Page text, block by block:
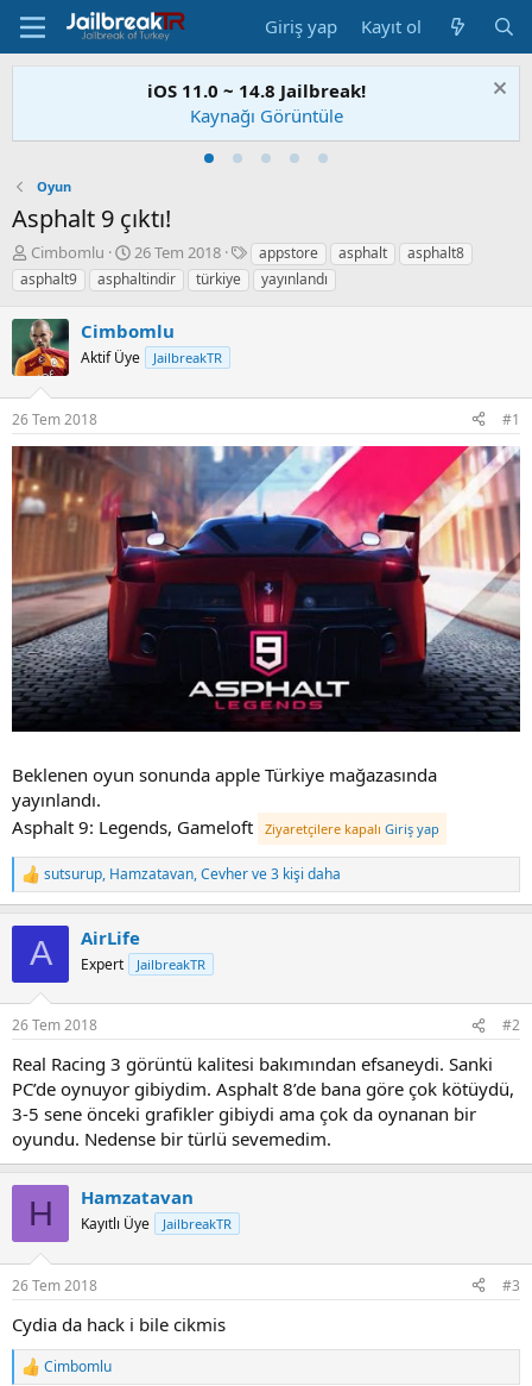
Giriş yap Kayıt ol
iOS 11.0 ~ 14.8 Jailbreak!
Kaynağı Görüntüle
Oyun
Asphalt 9 çıktı!
K
o
n
u
S
a
h
i
b
i
Cimbomlu
B
a
ş
a
n
ı
t
r
i
h
i
26 Tem 2018
E
t
e
appstore asphalt
asphalt8
asphalt9
asphaltindir türkiye yayınlandı
Cimbomlu
Aktif Üye JailbreakTR
26 Tem 2018 #1
Beklenen oyun sonunda apple Türkiye mağazasında
yayınlandı.
Asphalt 9: Legends, Gameloft
Ziyaretçilere kapalı Giriş yap
R
e
s
sutsurup, Hamzatavan,Cevherve 3 kişi daha
A AirLife
Expert JailbreakTR
26 Tem 2018 #2
Real Racing 3 görüntü kalitesi bakımından efsaneydi. Sanki
PC’de oynuyor gibiydim. Asphalt 8’de bana göre çok kötüydü,
3-5 sene önceki grafikler gibiydi ama çok da oynanan bir
oyundu. Nedense bir türlü sevemedim.
H Hamzatavan
Kayıtlı Üye JailbreakTR
26 Tem 2018 #3
Cydia da hack i bile cikmis
R
Cimbomlu